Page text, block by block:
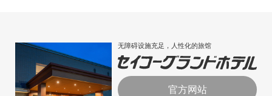
无障碍设施充足，人性化的旅馆
官方网站